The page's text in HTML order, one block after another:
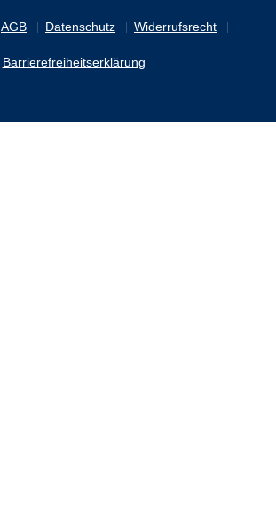
AGB Datenschutz Widerrufsrecht
Barrierefreiheitserklärung